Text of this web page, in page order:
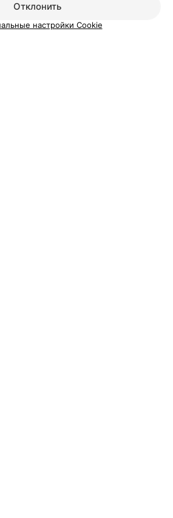
Отклонить
настройки Cookie